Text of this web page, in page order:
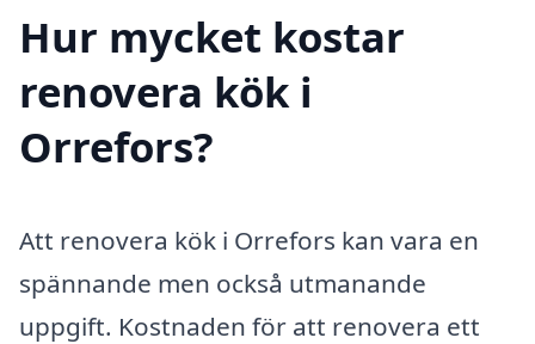
Hur mycket kostar
renovera kök i
Orrefors?
Att renovera kök i Orrefors kan vara en
spännande men också utmanande
uppgift. Kostnaden för att renovera ett